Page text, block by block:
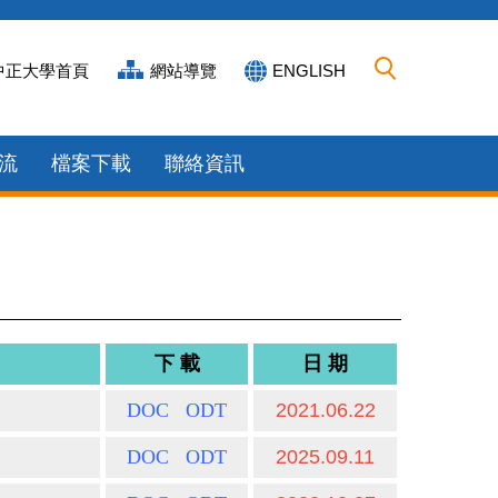
正大學首頁 網站導覽 ENGLISH
檔案下載 聯絡資訊
下 載 日 期
DOC ODT 2021.06.22
DOC ODT 2025.09.11